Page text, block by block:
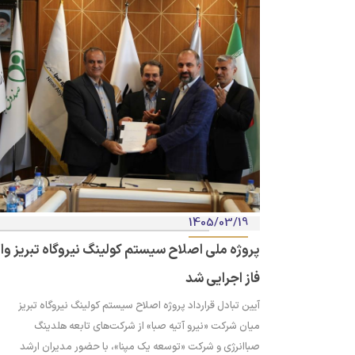
1405/03/19
پروژه ملی اصلاح سیستم کولینگ نیروگاه تبریز
فاز اجرایی شد
آیین تبادل قرارداد پروژه اصلاح سیستم کولینگ نیروگاه تبریز
میان شرکت «نیرو آتیه صبا» از شرکت‌های تابعه هلدینگ
صباانرژی و شرکت «توسعه یک مپنا»، با حضور مدیران ارشد